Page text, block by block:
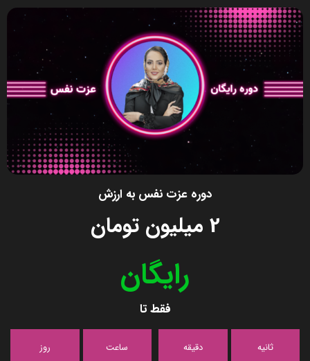
دوره عزت نفس به ارزش
2 میلیون تومان
رایگان
فقط تا
روز ساعت دقیقه ثانیه